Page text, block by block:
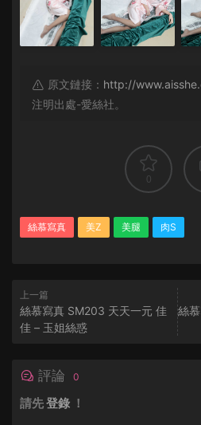
原文鏈接： http://
注明出處-愛絲社。
0
絲慕寫真 美Z 美腿 肉S
上一篇
絲慕寫真 SM203 天天一元 佳
佳 – 玉姐絲惑
絲
評論 0
請先登錄 ！